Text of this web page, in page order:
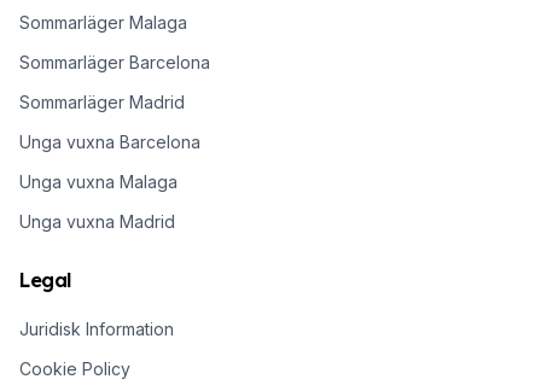
Sommarläger Malaga
Sommarläger Barcelona
Sommarläger Madrid
Unga vuxna Barcelona
Unga vuxna Malaga
Unga vuxna Madrid
Legal
Juridisk Information
Cookie Policy